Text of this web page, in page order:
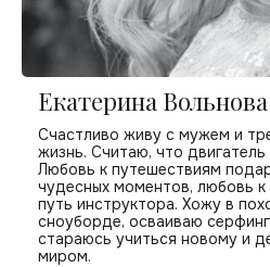
Екатерина Вольнова
Счастливо живу с мужем и
жизнь. Считаю, что
Любовь к путешествиям
чудесных моментов, любовь к
путь инструктора. Хожу в
сноуборде, осваиваю
стараюсь учиться новому и
миром.